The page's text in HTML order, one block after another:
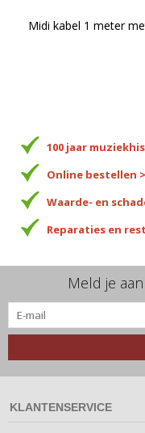
Midi kabel 1 meter
100 jaar
Online bestellen
Waarde- en
Reparaties en
Meld je
KLANTENSERVICE